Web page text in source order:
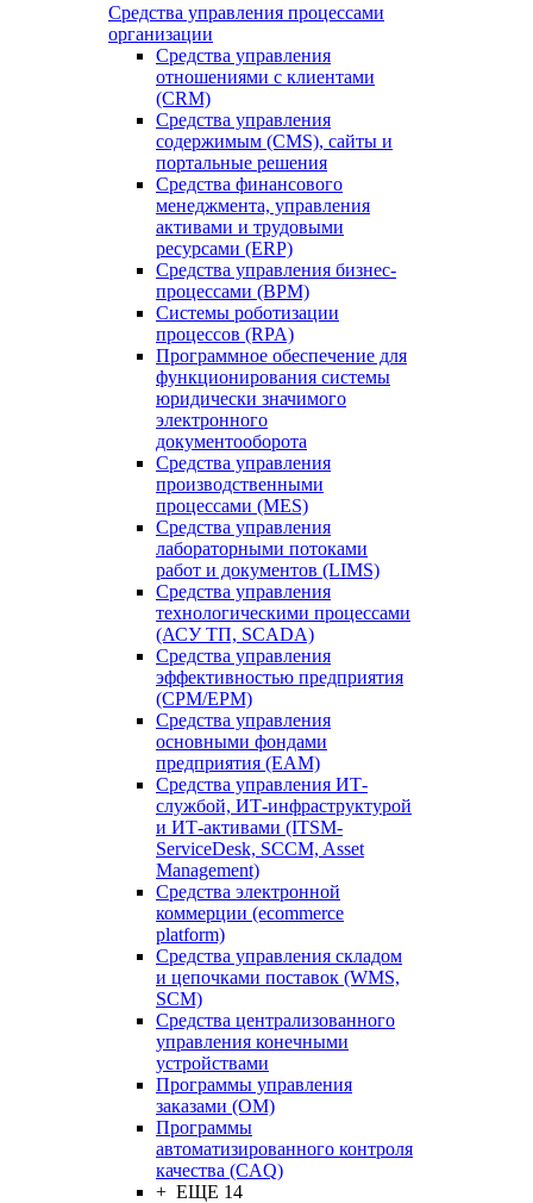
Средства управления процессами
организации
Средства управления
отношениями с клиентами
(CRM)
Средства управления
содержимым (CMS), сайты и
портальные решения
Средства финансового
менеджмента, управления
активами и трудовыми
ресурсами (ERP)
Средства управления бизнес-
процессами (BPM)
Системы роботизации
процессов (RPA)
Программное обеспечение для
функционирования системы
юридически значимого
электронного
документооборота
Средства управления
производственными
процессами (MES)
Средства управления
лабораторными потоками
работ и документов (LIMS)
Средства управления
технологическими процессами
(АСУ ТП, SCADA)
Средства управления
эффективностью предприятия
(CPM/EPM)
Средства управления
основными фондами
предприятия (EAM)
Средства управления ИТ-
службой, ИТ-инфраструктурой
и ИТ-активами (ITSM-
ServiceDesk, SCCM, Asset
Management)
Средства электронной
коммерции (ecommerce
platform)
Средства управления складом
и цепочками поставок (WMS,
SCM)
Средства централизованного
управления конечными
устройствами
Программы управления
заказами (OM)
Программы
автоматизированного контроля
качества (CAQ)
+ ЕЩЕ 14